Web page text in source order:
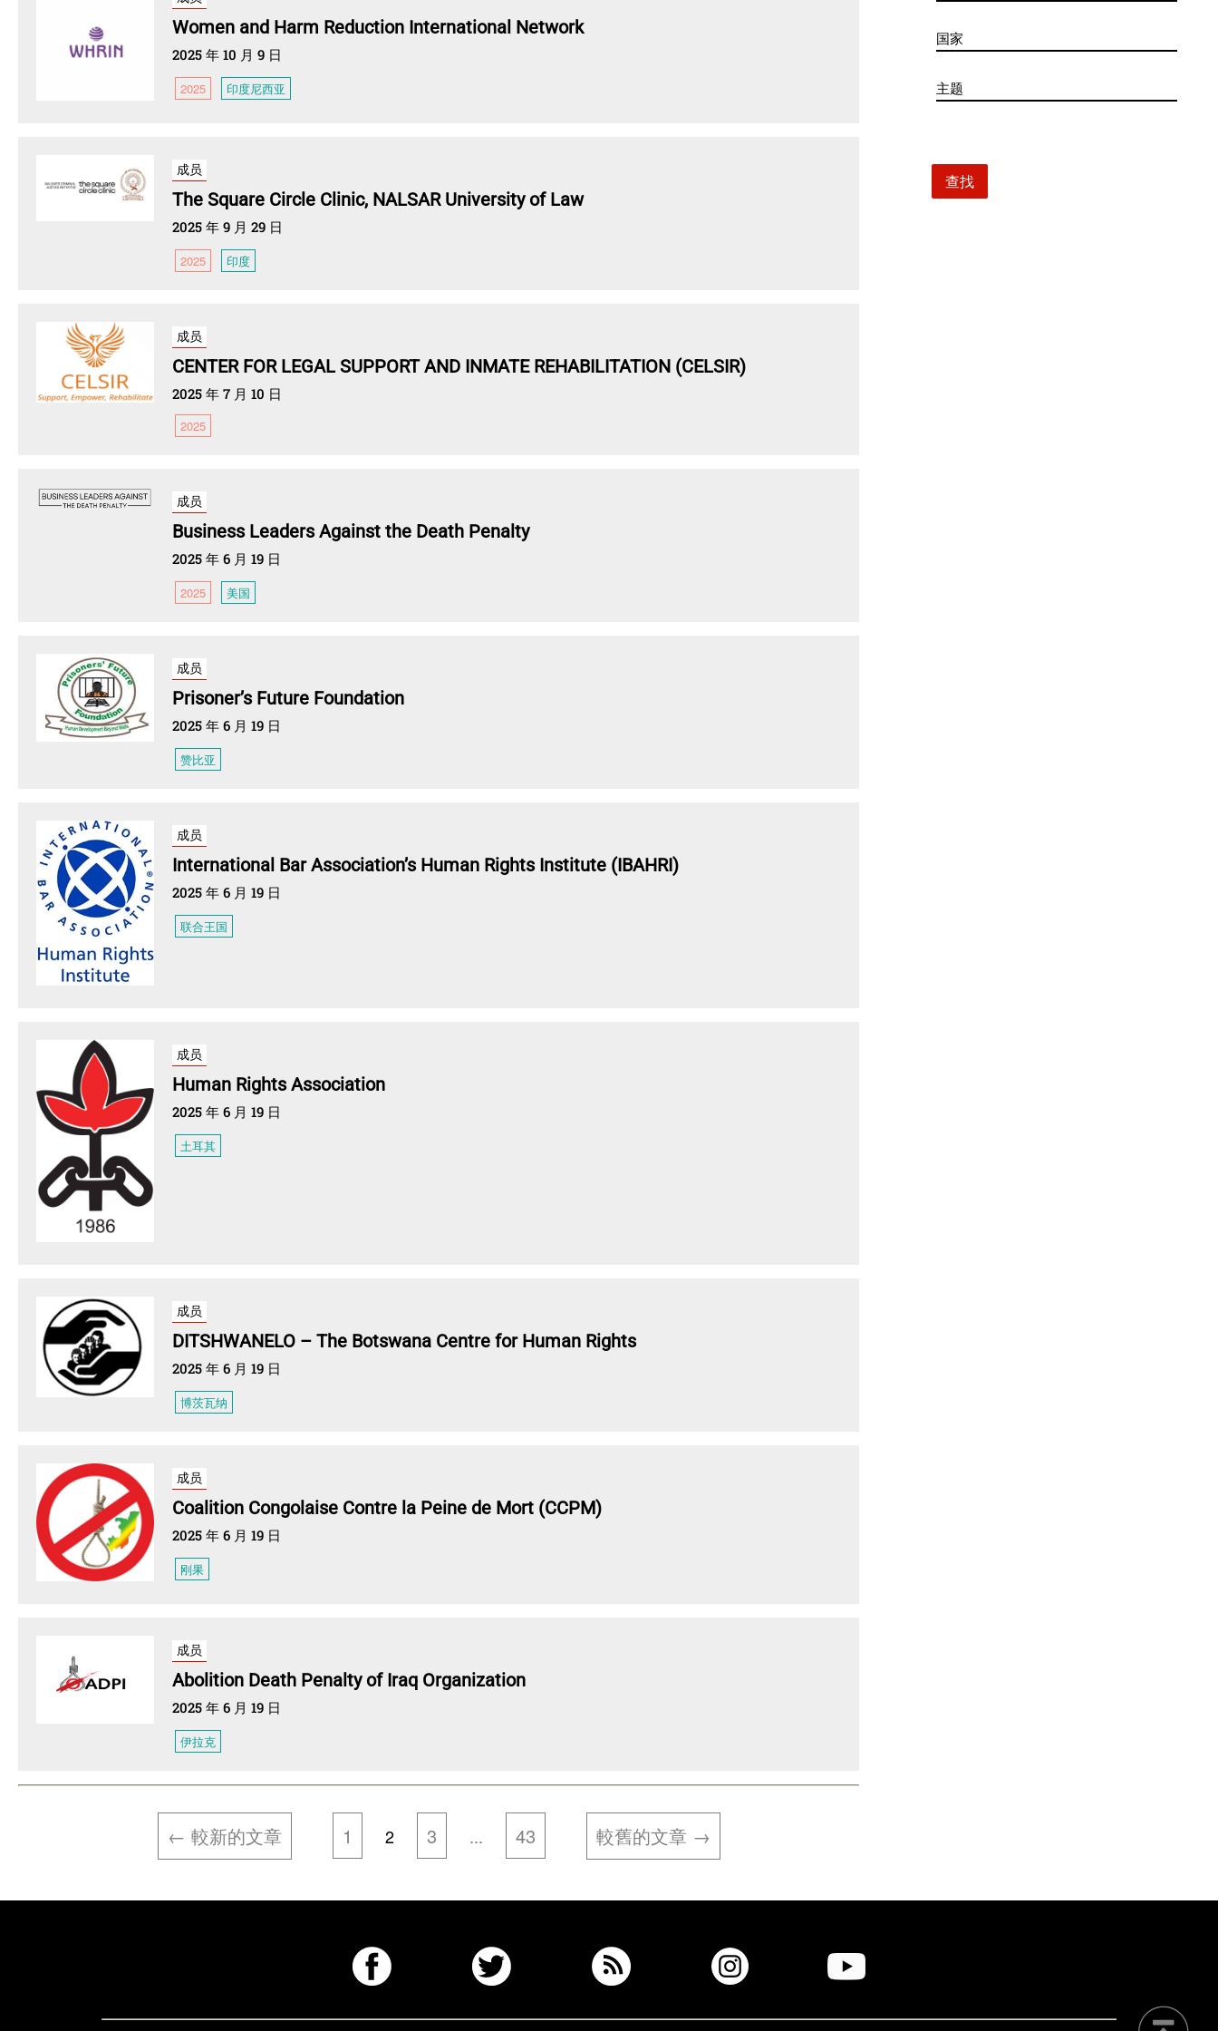
Women and Harm Reduction International Network
2025 年 10 月 9 日
2025 印度尼西亚
成员
The Square Circle Clinic, NALSAR University of Law
2025 年 9 月 29 日
2025 印度
成员
CENTER FOR LEGAL SUPPORT AND INMATE REHABILITATION (CELSIR)
2025 年 7 月 10 日
2025
成员
Business Leaders Against the Death Penalty
2025 年 6 月 19 日
2025 美国
成员
Prisoner’s Future Foundation
2025 年 6 月 19 日
赞比亚
成员
International Bar Association’s Human Rights Institute (IBAHRI)
2025 年 6 月 19 日
联合王国
成员
Human Rights Association
2025 年 6 月 19 日
土耳其
成员
DITSHWANELO – The Botswana Centre for Human Rights
2025 年 6 月 19 日
博茨瓦纳
成员
Coalition Congolaise Contre la Peine de Mort (CCPM)
2025 年 6 月 19 日
刚果
成员
Abolition Death Penalty of Iraq Organization
2025 年 6 月 19 日
伊拉克
頁
← 較新的文章 1 2 3 ... 43 較舊的文章 →